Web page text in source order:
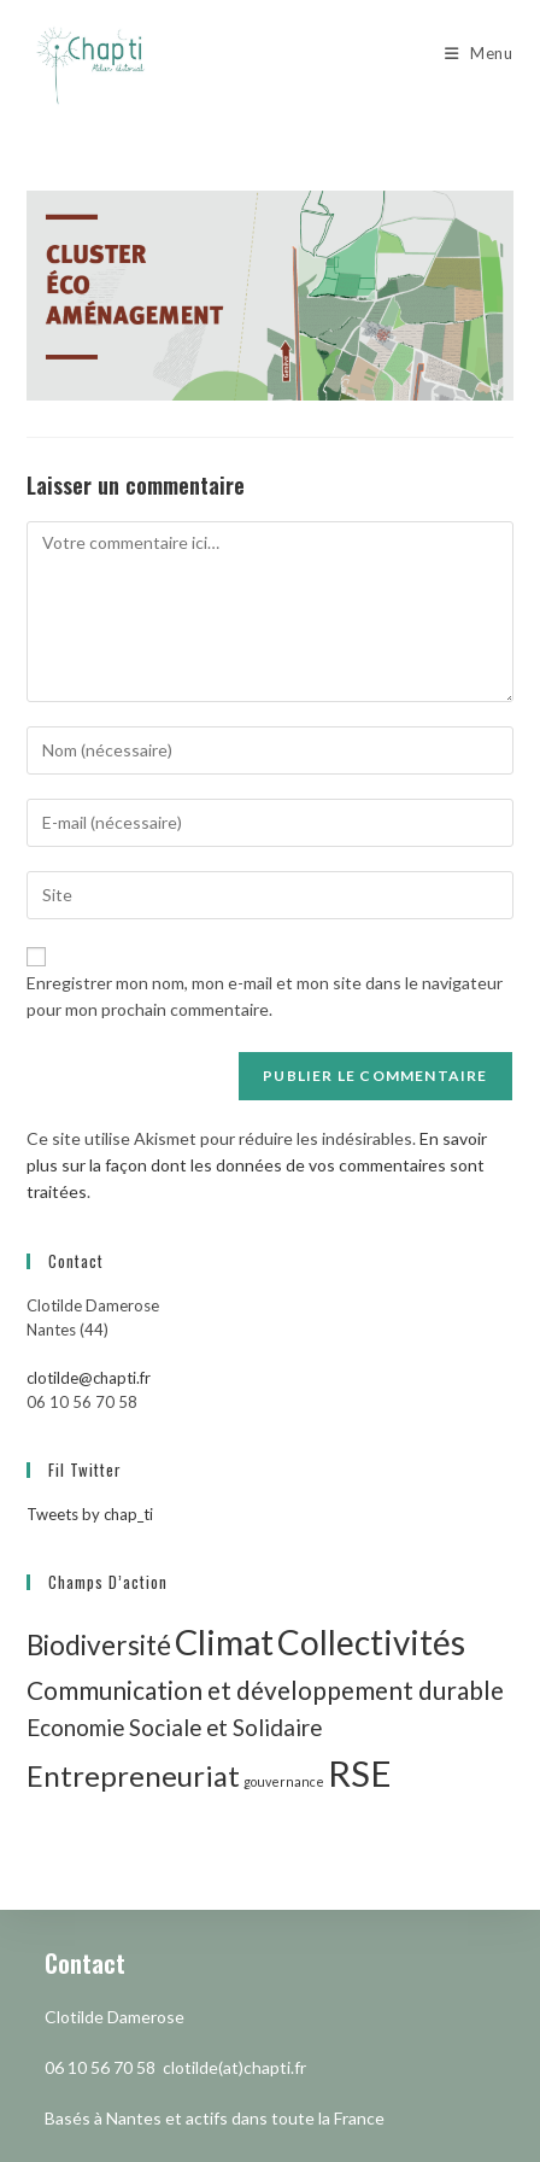
content
Menu
Laisser un commentaire
Comment
username
to
comment
address
to
comment
votre
site
(facultatif)
Enregistrer mon nom, mon e-mail et mon site dans le navigateur
pour mon prochain commentaire.
Ce site utilise Akismet pour réduire les indésirables.En savoir
plus sur la façon dont les données de vos commentaires sont
traitées.
Contact
Clotilde Damerose
Nantes (44)
clotilde@chapti.fr
06 10 56 70 58
Fil Twitter
Tweets by chap_ti
Champs D’action
BiodiversitéClimatCollectivités
Communication et développement durable
Economie Sociale et Solidaire
Entrepreneuriat gouvernance RSE
Contact
Clotilde Damerose
06 10 56 70 58 clotilde(at)chapti.fr
Basés à Nantes et actifs dans toute la France